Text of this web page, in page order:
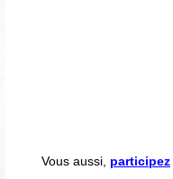
Vous aussi, participez